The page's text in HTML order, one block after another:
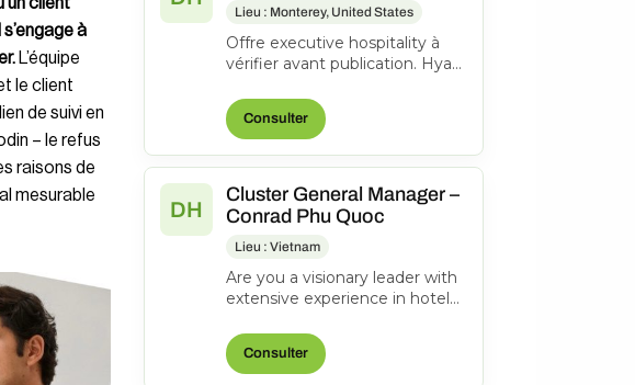
à
L’équipe
le client
de suivi en
– le refus
raisons de
mesurable
Lieu : Monterey, United States
Offre executive hospitality à
vérifier avant publication. Hyatt
Spa on Del Monte Golf Cour...
Consulter
DH
Cluster General Manager –
Conrad Phu Quoc
Lieu : Vietnam
Are you a visionary leader with
extensive experience in hotel
driving operational success...
Consulter